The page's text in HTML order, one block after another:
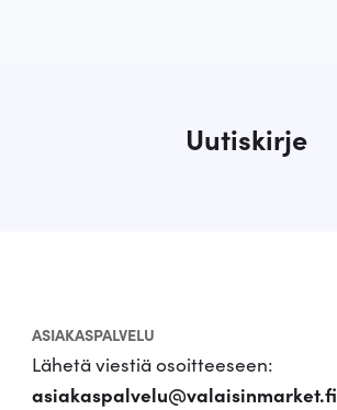
Uutiskirje
ASIAKASPALVELU
Lähetä viestiä osoitteeseen:
asiakaspalvelu@valaisinmarket.fi